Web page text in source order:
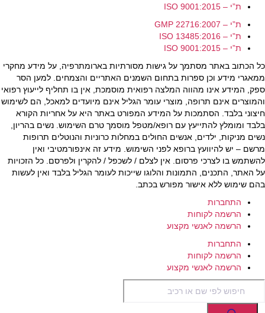
ת”י – ISO 9001:2015
ת”י – GMP 22716:2007
ת”י – ISO 13485:2016
ת”י – ISO 9001:2015
כל הכתוב באתר מסתמך על גישות מסורתיות בארומתרפיה, על מידע מחקרי
ממאגרי מידע וכן ספרות בתחום השמנים האתריים והצמחים. למען הסר
ספק, המידע אינו מהווה המלצה רפואית מוסמכת, אין בו תחליף לייעוץ רפואי
והמוצרים אינם תרופה, מוצרי עומר הגליל אינם מיועדים למאכל, הם לשימוש
חיצוני בלבד. הסתמכות על המידע המפורט באתר היא על אחריות הקורא
בלבד ומומלץ להתייעץ עם רופא/מטפל מוסמך טרם השימוש. נשים בהריון,
נשים מניקות, ילדים, אנשים החולים במחלות כרוניות והנוטלים תרופות
מרשם – יש להיוועץ ברופא לפני השימוש. מידע זה אינפורמטיבי ואין
להשתמש בו לצרכי פרסום. אין לצלם / לשכפל / להקרין ולפרסם. כל הזכויות
על האתר, התכנים, התמונות והלוגו שייכות לעומר הגליל בלבד ואין לעשות
בהם שימוש ללא אישור מפורש בכתב.
התחברות
הרשמה לקוחות
הרשמה לאנשי מקצוע
התחברות
הרשמה לקוחות
הרשמה לאנשי מקצוע
search